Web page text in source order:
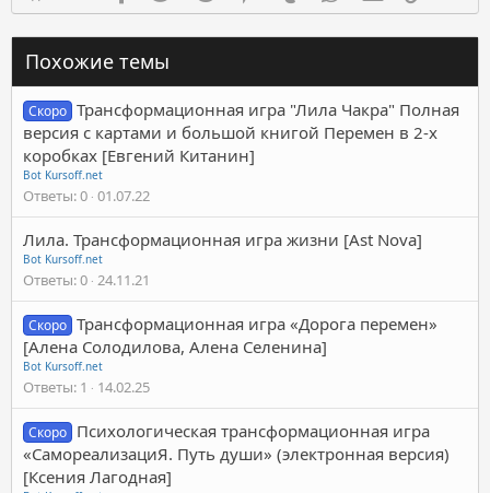
Похожие темы
Скоро Трансформационная игра "Лила Чакра" Полная
версия с картами и большой книгой Перемен в 2-х
коробках [Евгений Китанин]
Bot Kursoff.net
Ответы 0 01.07.22
Лила. Трансформационная игра жизни [Ast Nova]
Bot Kursoff.net
Ответы 0 24.11.21
Скоро Трансформационная игра «Дорога перемен»
[Алена Солодилова, Алена Селенина]
Bot Kursoff.net
Ответы 1 14.02.25
Скоро Психологическая трансформационная игра
«СамореализациЯ. Путь души» (электронная версия)
[Ксения Лагодная]